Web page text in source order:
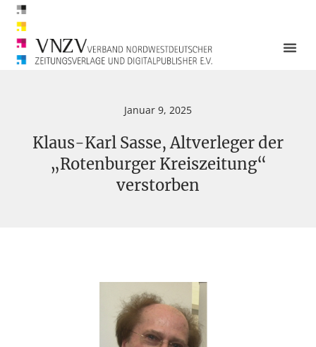
Januar 9, 2025
Klaus-Karl Sasse, Altverleger der
„Rotenburger Kreiszeitung“
verstorben